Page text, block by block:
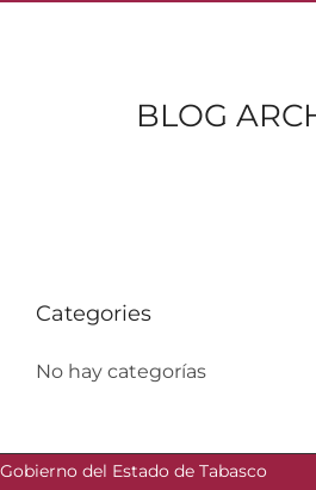
BLOG
Categories
No hay categorías
Gobierno del Estado de Tabasco